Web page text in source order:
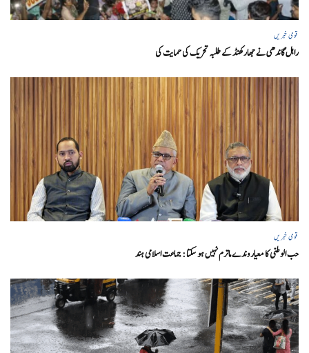
قومی خبریں
راہل گاندھی نے جھارکھنڈ کے طلبہ تحریک کی حمایت کی
قومی خبریں
حب الوطنی کا معیار وندے ماترم نہیں ہو سکتا : جماعت اسلامی ہند